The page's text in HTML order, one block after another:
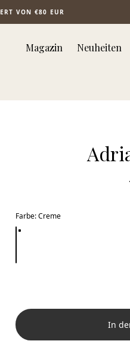
VON €80 EUR
Magazin Neuheiten
Farbe:Creme
In